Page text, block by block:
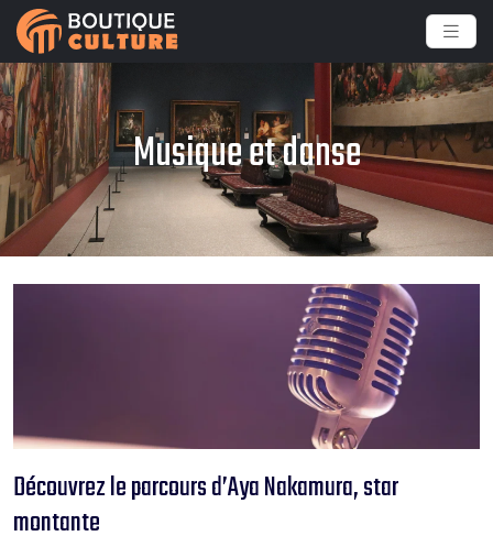
Musique et danse
Découvrez le parcours d’Aya Nakamura, star
montante